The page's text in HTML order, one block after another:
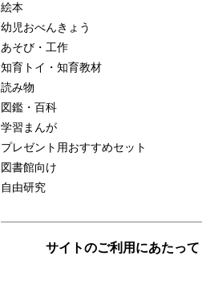
絵本
幼児おべんきょう
あそび・工作
知育トイ・知育教材
読み物
図鑑・百科
学習まんが
プレゼント用おすすめセット
図書館向け
自由研究
サイトのご利用にあたって